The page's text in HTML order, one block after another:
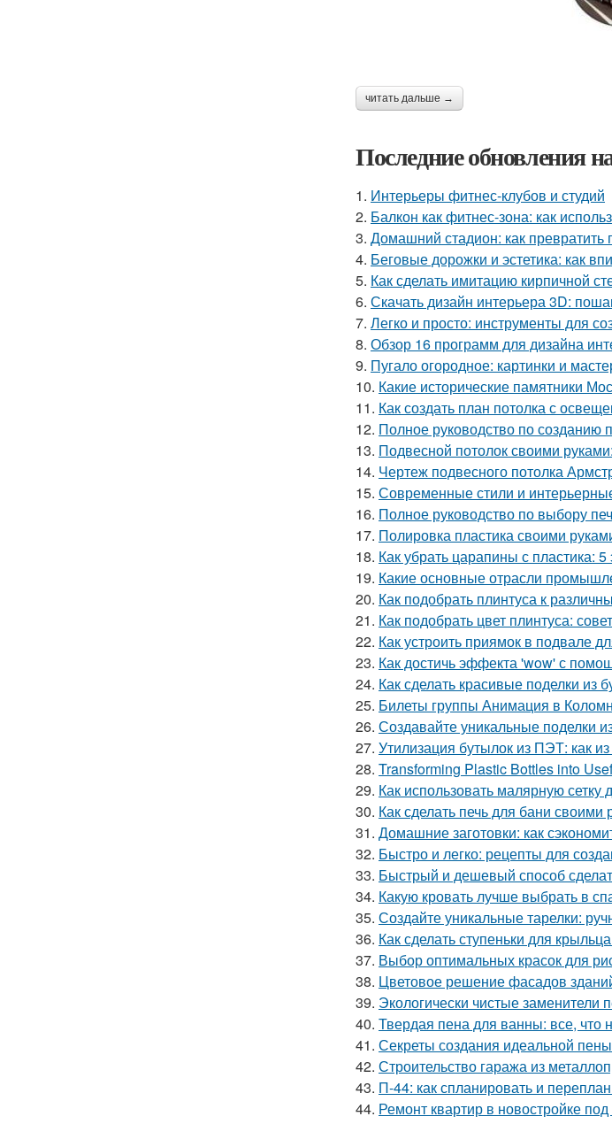
читать дальше →
Последние обновления
1. Интерьеры фитнес-клубов и студий
2. Балкон как фитнес-зона: как
3. Домашний стадион: как
4. Беговые дорожки и эстетика: как
5. Как сделать имитацию кирпичной
6. Скачать дизайн интерьера 3D:
7. Легко и просто: инструменты для
8. Обзор 16 программ для дизайна
9. Пугало огородное: картинки и
10. Какие исторические памятники
11. Как создать план потолка с
12. Полное руководство по созданию
13. Подвесной потолок своими
14. Чертеж подвесного потолка
15. Современные стили и
16. Полное руководство по выбору
17. Полировка пластика своими
18. Как убрать царапины с пластика:
19. Какие основные отрасли
20. Как подобрать плинтуса к
21. Как подобрать цвет плинтуса:
22. Как устроить приямок в подвале
23. Как достичь эффекта 'wow' с
24. Как сделать красивые поделки из
25. Билеты группы Анимация в
26. Создавайте уникальные поделки
27. Утилизация бутылок из ПЭТ: как
28. Transforming Plastic Bottles into
29. Как использовать малярную
30. Как сделать печь для бани
31. Домашние заготовки: как
32. Быстро и легко: рецепты для
33. Быстрый и дешевый способ
34. Какую кровать лучше выбрать в
35. Создайте уникальные тарелки:
36. Как сделать ступеньки для
37. Выбор оптимальных красок для
38. Цветовое решение фасадов
39. Экологически чистые
40. Твердая пена для ванны: все, что
41. Секреты создания идеальной
42. Строительство гаража из
43. П-44: как спланировать и
44. Ремонт квартир в новостройке